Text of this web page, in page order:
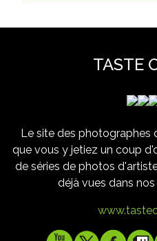
TASTE
Le site des photographes
que vous y jetiez un coup
de séries de photos
déjà vues dans